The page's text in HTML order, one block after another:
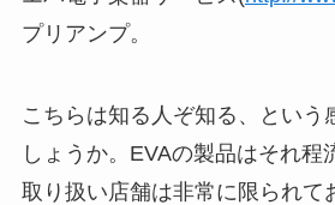
プリアンプ。
こちらは知る人ぞ知る、という
しょうか。EVAの製品はそれ程
取り扱い店舗は非常に限られて